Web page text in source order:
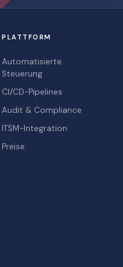
PLATTFORM
Automatisierte
Steuerung
CI/CD-Pipelines
Audit & Compliance
ITSM-Integration
Preise